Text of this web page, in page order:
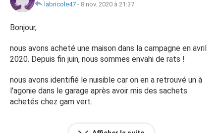
labricole47 - 8 nov. 2020 à 21:37
Bonjour,
nous avons acheté une maison dans la campagne en avril
2020. Depuis fin juin, nous sommes envahi de rats !
nous avons identifié le nuisible car on en a retrouvé un à
l'agonie dans le garage après avoir mis des sachets
achetés chez gam vert.